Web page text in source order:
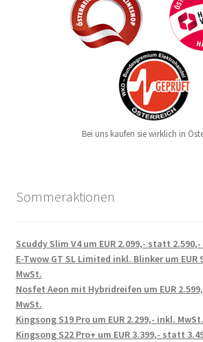
Bei uns kaufen sie wirklich in
Sommeraktionen
Scuddy Slim V4 um EUR 2.099,- statt
E-Twow GT SL Limited inkl. Blinker um
MwSt.
Nosfet Aeon mit Hybridreifen um EUR
MwSt.
Kingsong S19 Pro um EUR 2.299,- inkl. MwSt.
Kingsong S22 Pro+ um EUR 3.399,- statt